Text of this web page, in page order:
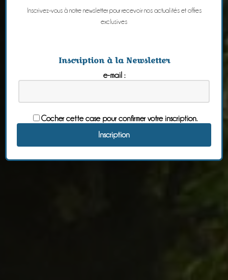
Inscrivez-vous à notre newsletter pour recevoir nos actualités et offres
exclusives
Inscription à la Newsletter
e-mail :
Cocher cette case pour confirmer votre inscription.